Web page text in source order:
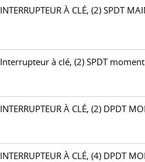
INTERRUPTEUR À CLÉ, (2) SPDT
Interrupteur à clé, (2) SPDT
INTERRUPTEUR À CLÉ, (2) DPDT
INTERRUPTEUR À CLÉ, (4) DPDT